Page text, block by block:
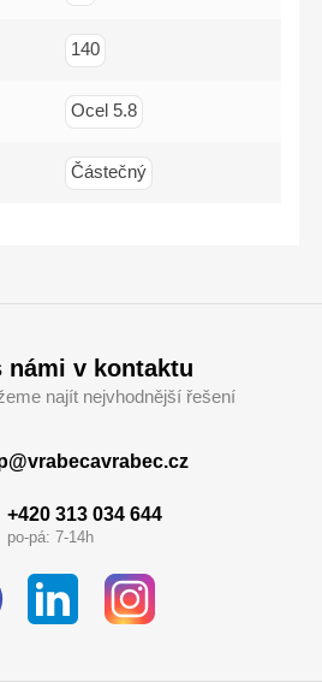
140
Ocel 5.8
Částečný
námi v kontaktu
najít nejvhodnější řešení
+420 313 034 644
po-pá: 7-14h